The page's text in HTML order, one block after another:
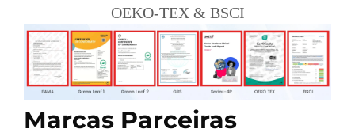
OEKO-TEX & BSCI
Marcas Parceiras